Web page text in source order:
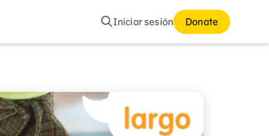
Buscar
Iniciar sesión Donate